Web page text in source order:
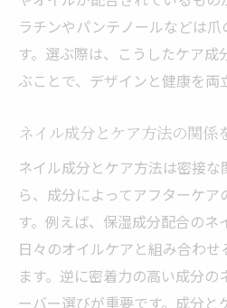
ラチンやパンテノールなどは
す。選ぶ際は、こうしたケア
ぶことで、デザインと健康を両
ネイル成分とケア方法の関係
ネイル成分とケア方法は密接
ら、成分によってアフターケ
す。例えば、保湿成分配合のネ
日々のオイルケアと組み合わ
ます。逆に密着力の高い成分
ーバー選びが重要です。成分と